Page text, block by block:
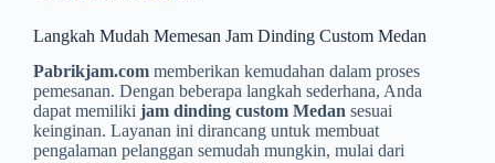
Langkah Mudah Memesan Jam Dinding Custom Medan
Pabrikjam.com memberikan kemudahan dalam proses
pemesanan. Dengan beberapa langkah sederhana, Anda
dapat memiliki jam dinding custom Medan sesuai
keinginan. Layanan ini dirancang untuk membuat
pengalaman pelanggan semudah mungkin, mulai dari